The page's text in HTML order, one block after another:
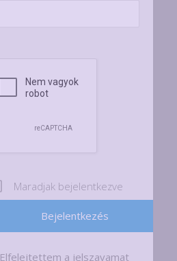
Maradjak bejelentkezve
Elfelejtettem a jelszavamat